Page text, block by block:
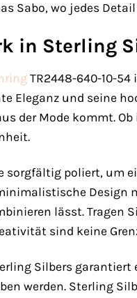
Sabo, wo jedes
in Sterling
TR2448-640-10-
Eleganz und seine
der Mode kommt.
sorgfältig poliert, um
Design
lässt. Tragen
sind keine
Silbers
werden. Sterling